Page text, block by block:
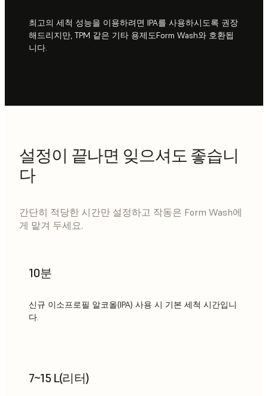
최고의 세척 성능을 이용하려면 IPA를 사용하시도록 권장
해드리지만, TPM 같은 기타 용제도Form Wash와 호환됩
니다.
설정이 끝나면 잊으셔도 좋습니
다
간단히 적당한 시간만 설정하고 작동은 Form Wash에
게 맡겨 두세요.
10분
신규 이소프로필 알코올(IPA) 사용 시 기본 세척 시간입니
다.
7~15 L(리터)